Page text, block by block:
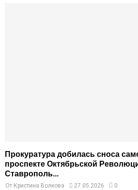
Прокуратура добилась сноса
проспекте Октябрьской
Ставрополь...
От Кристина Волкова 27.05.2026 0